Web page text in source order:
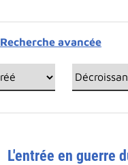
Recherche avancée
L'entrée en guerre